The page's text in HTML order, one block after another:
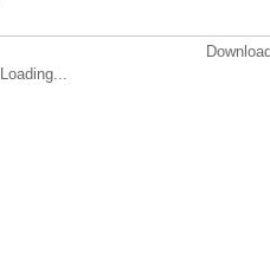
Loading...